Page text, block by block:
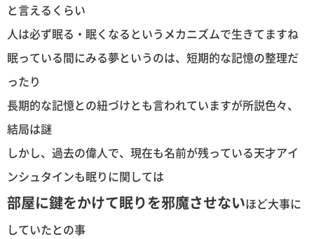
と言えるくらい
人は必ず眠る・眠くなるというメカニズムで生きてますね
眠っている間にみる夢というのは、短期的な記憶の整理だ
ったり
長期的な記憶との紐づけとも言われていますが所説色々、
結局は謎
しかし、過去の偉人で、現在も名前が残っている天才アイ
ンシュタインも眠りに関しては
部屋に鍵をかけて眠りを邪魔させないほど大事に
していたとの事